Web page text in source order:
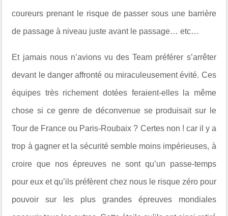
coureurs prenant le risque de passer sous une barrière
de passage à niveau juste avant le passage… etc…
Et jamais nous n’avions vu des Team préférer s’arrêter
devant le danger affronté ou miraculeusement évité. Ces
équipes très richement dotées feraient-elles la même
chose si ce genre de déconvenue se produisait sur le
Tour de France ou Paris-Roubaix ? Certes non ! car il y a
trop à gagner et la sécurité semble moins impérieuses, à
croire que nos épreuves ne sont qu’un passe-temps
pour eux et qu’ils préfèrent chez nous le risque zéro pour
pouvoir sur les plus grandes épreuves mondiales